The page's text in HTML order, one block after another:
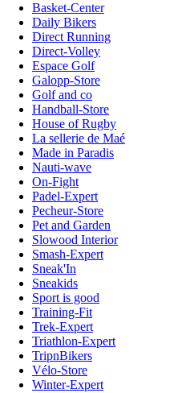
Basket-Center
Daily Bikers
Direct Running
Direct-Volley
Espace Golf
Galopp-Store
Golf and co
Handball-Store
House of Rugby
La sellerie de Maé
Made in Paradis
Nauti-wave
On-Fight
Padel-Expert
Pecheur-Store
Pet and Garden
Slowood Interior
Smash-Expert
Sneak'In
Sneakids
Sport is good
Training-Fit
Trek-Expert
Triathlon-Expert
TripnBikers
Vélo-Store
Winter-Expert